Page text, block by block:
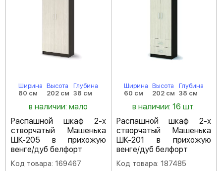
Ширина
80 см
Высота
202 см
Глубина
38 см
в наличии: мало
Распашной шкаф 2-х
створчатый Машенька
ШК-205 в прихожую
венге/дуб белфорт
Код товара: 169467
Ширина
60 см
Высота
202 см
Глубина
38 см
в наличии: 16 шт.
Распашной шкаф 2-х
створчатый Машенька
ШК-201 в прихожую
венге/дуб белфорт
Код товара: 187485